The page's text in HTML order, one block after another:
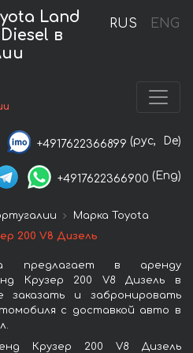
RUS ENG
Land
в
+4917622366899 (рус, De)
+4917622366900 (Eng)
Марка Toyota
200 V8 Дизель
предлагает в аренду
Крузер 200 V8 Дизель в
заказать и забронировать
с доставкой авто в
Крузер 200 V8 Дизель